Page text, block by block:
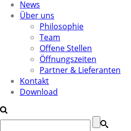
News
Über uns
Philosophie
Team
Offene Stellen
Öffnungszeiten
Partner & Lieferanten
Kontakt
Download